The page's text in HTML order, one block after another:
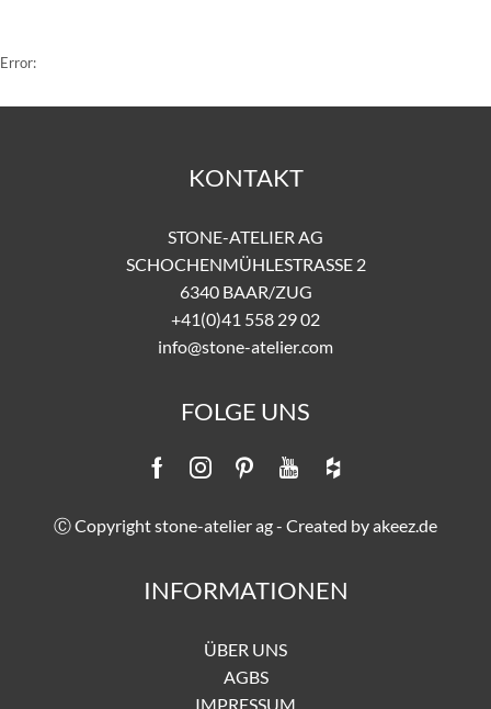
Error:
KONTAKT
STONE-ATELIER AG
SCHOCHENMÜHLESTRASSE 2
6340 BAAR/ZUG
+41(0)41 558 29 02
info@stone-atelier.com
FOLGE UNS
Ⓒ Copyright stone-atelier ag - Created byakeez.de
INFORMATIONEN
ÜBER UNS
AGBS
IMPRESSUM